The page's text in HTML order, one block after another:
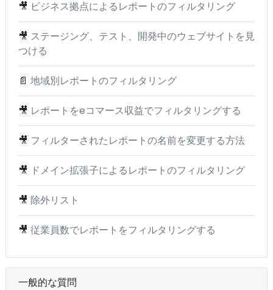
🎥 ビジネス拠点によるレポートのフィルタリング
🎥 ステージング、テスト、開発中のウェブサイトを見
つける
📄 地域別レポートのフィルタリング
🎥 レポートをeコマース収益でフィルタリングする
🎥 フィルターされたレポートの名前を変更する方法
🎥 ドメイン拡張子によるレポートのフィルタリング
🎥 除外リスト
🎥 従業員数でレポートをフィルタリングする
一般的な質問